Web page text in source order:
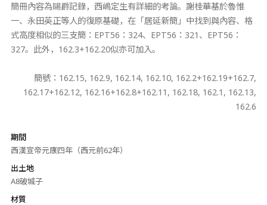
簡冊內容為賜爵記錄，西嶋定生有詳細的考論。謝桂華基於魯惟
一、永田英正等人的復原基礎，在「居延新簡」中找到與內容、格
式高度相似的三支簡：EPT56：324、EPT56：321、EPT56：
327。此外，162.3+162.20似亦可加入。
簡號：162.15, 162.9, 162.14, 162.10, 162.2+162.19+162.7,
162.17+162.12, 162.16+162.8+162.11, 162.18, 162.1, 162.13,
162.6
期間
西漢宣帝元康四年（西元前62年）
出土地
A8破城子
材質